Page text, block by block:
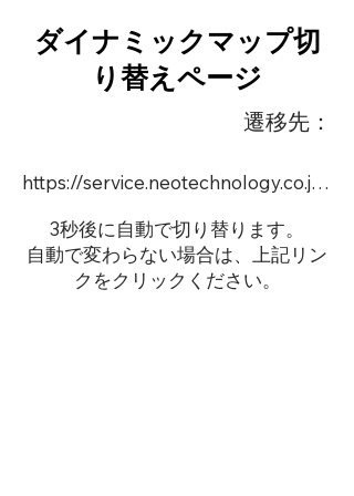
ダイナミックマップ切
り替えページ
遷移先：
https://service.neotechnology.co.jp/dynamic/DY116/FreeMindView.html
3秒後に自動で切り替ります。
自動で変わらない場合は、上記リン
クをクリックください。